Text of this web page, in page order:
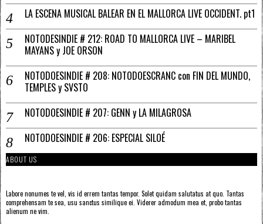
LA ESCENA MUSICAL BALEAR EN EL MALLORCA LIVE OCCIDENT. pt1
NOTODESINDIE # 212: ROAD TO MALLORCA LIVE – MARIBEL
MAYANS y JOE ORSON
NOTODOESINDIE # 208: NOTODOESCRANC con FIN DEL MUNDO,
TEMPLES y SVSTO
NOTODOESINDIE # 207: GENN y LA MILAGROSA
NOTODOESINDIE # 206: ESPECIAL SILOÉ
ABOUT US
Labore nonumes te vel, vis id errem tantas tempor. Solet quidam salutatus at quo. Tantas
comprehensam te sea, usu sanctus similique ei. Viderer admodum mea et, probo tantas
alienum ne vim.